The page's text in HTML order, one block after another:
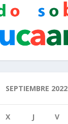
SEPTIEMBRE 2022
X J V